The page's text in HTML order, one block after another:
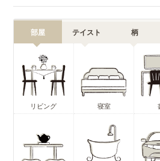
部屋 テイスト 柄
リビング 寝室